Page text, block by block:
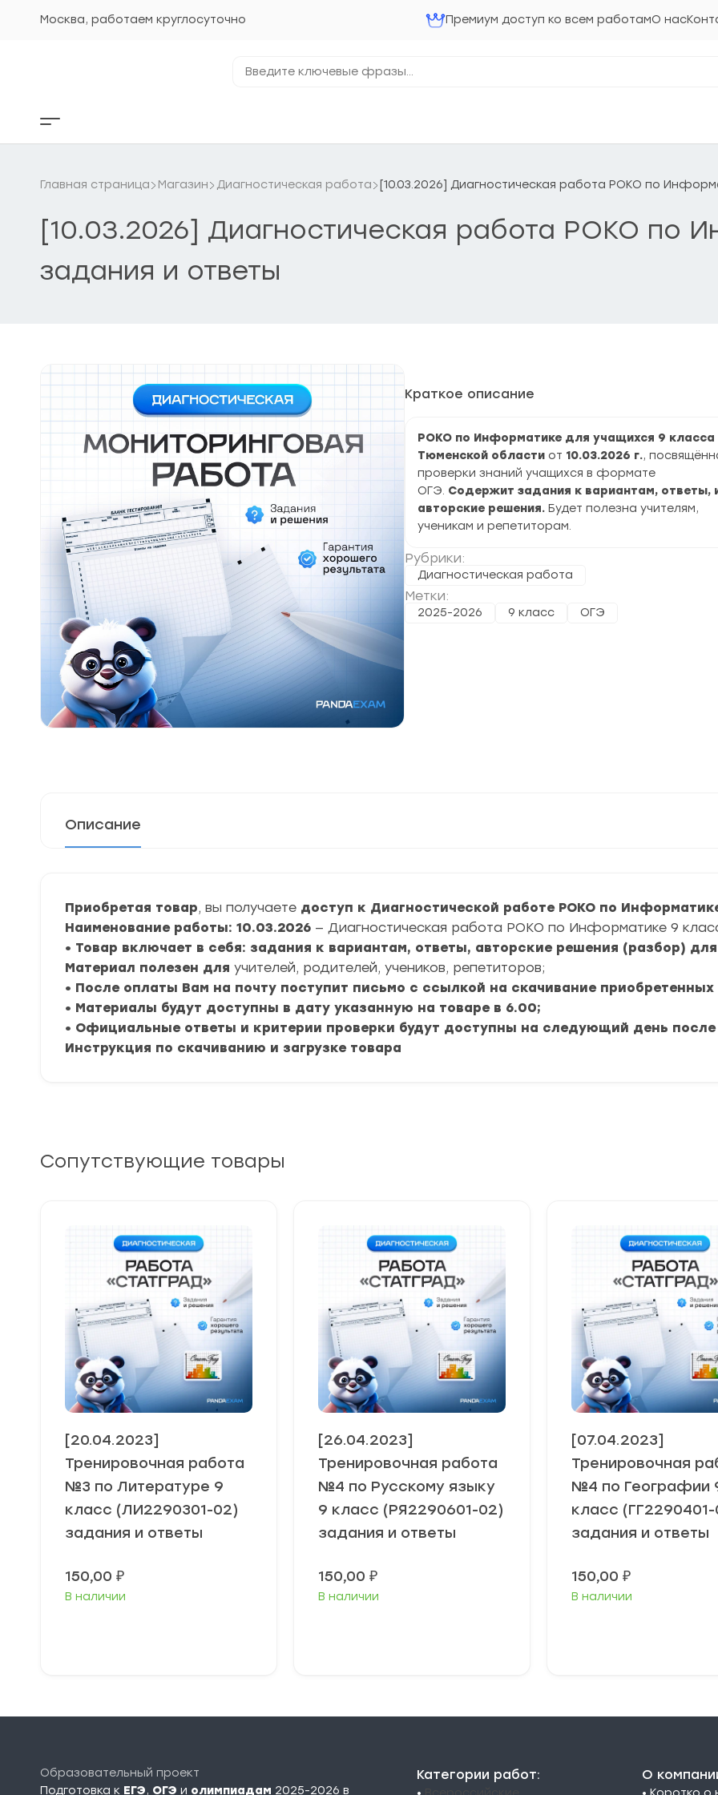
Москва, работаем круглосуточно Премиум доступ ко всем работамО нас
ключевые
Кнопка
бокового
Главная страница Магазин Диагностическая работа [10.03.2026] Диагностическая работа РОКО по
[10.03.2026] Диагностическая работа РОКО по
задания и ответы
Краткое описание
РОКО по Информатике для учащихся 9 класса
Тюменской области от 10.03.2026 г.,
проверки знаний учащихся в формате
ОГЭ. Содержит задания к вариантам, ответы,
авторские решения. Будет полезна учителям,
ученикам и репетиторам.
Рубрики:
Диагностическая работа
Метки:
2025-2026 9 класс ОГЭ
Описание
Приобретая товар, вы получаете доступ к Диагностической работе РОКО по
Наименование работы: 10.03.2026 — Диагностическая работа РОКО по Информатике 9
• Товар включает в себя: задания к вариантам, ответы, авторские решения (разбор)
Материал полезен для учителей, родителей, учеников, репетиторов;
• После оплаты Вам на почту поступит письмо с ссылкой на скачивание приобретенных
• Материалы будут доступны в дату указанную на товаре в 6.00;
• Официальные ответы и критерии проверки будут доступны на следующий день
Инструкция по скачиванию и загрузке товара
Сопутствующие товары
[20.04.2023]
Тренировочная работа
№3 по Литературе 9
класс (ЛИ2290301-02)
задания и ответы
150,00 ₽
В наличии
[26.04.2023]
Тренировочная работа
№4 по Русскому языку
9 класс (РЯ2290601-02)
задания и ответы
150,00 ₽
В наличии
[07.04.2023]
Тренировочная
№4 по Географии
класс
задания и ответы
150,00 ₽
В наличии
Образовательный проект
Подготовка к ЕГЭ, ОГЭ и олимпиадам 2025-2026 в
Категории работ: О